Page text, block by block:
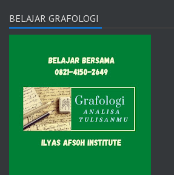
BELAJAR GRAFOLOGI